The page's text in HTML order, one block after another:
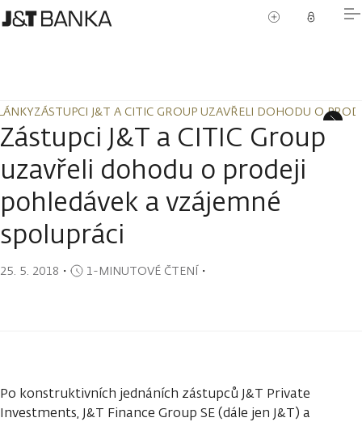
ZÁSTUPCI J&T A CITIC GROUP UZAVŘELI DOHODU O
ZÁSTUPCI J&T A CITIC GROUP UZAVŘELI DOHODU O
Zástupci J&T a CITIC Group
uzavřeli dohodu o prodeji
pohledávek a vzájemné
spolupráci
25. 5. 2018 ・ 1-MINUTOVÉ ČTENÍ・
Po konstruktivních jednáních zástupců J&T Private
Investments, J&T Finance Group SE (dále jen J&T) a